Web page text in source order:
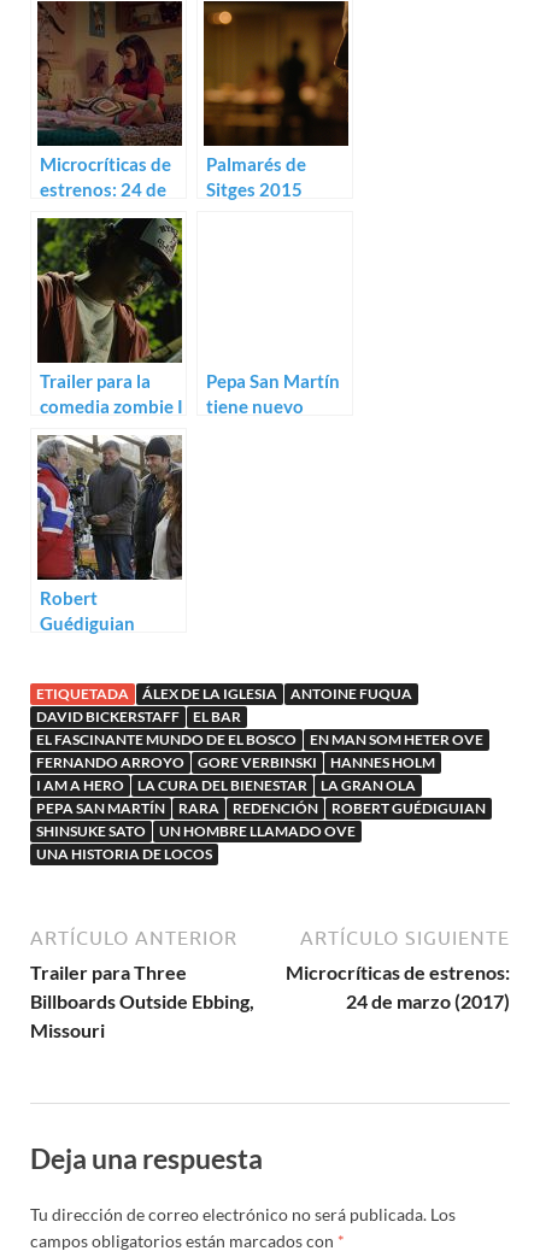
Microcríticas de
estrenos: 24 de
marzo (2017)
Palmarés de
Sitges 2015
Trailer para la
comedia zombie I
Am a Hero
Pepa San Martín
tiene nuevo
Robert
Guédiguian
ETIQUETADA ÁLEX DE LA IGLESIA
ANTOINE FUQUA
DAVID BICKERSTAFF
EL BAR
EL FASCINANTE MUNDO DE EL BOSCO
EN MAN SOM HETER OVE
FERNANDO ARROYO
GORE VERBINSKI
HANNES HOLM
I AM A HERO
LA CURA DEL BIENESTAR
LA GRAN OLA
PEPA SAN MARTÍN
RARA REDENCIÓN
ROBERT GUÉDIGUIAN
SHINSUKE SATO
UN HOMBRE LLAMADO OVE
UNA HISTORIA DE LOCOS
ARTÍCULO ANTERIOR
Trailer para Three
Billboards Outside Ebbing,
Missouri
ARTÍCULO SIGUIENTE
Microcríticas de estrenos:
24 de marzo (2017)
Deja una respuesta
Tu dirección de correo electrónico no será publicada. Los
campos obligatorios están marcados con *